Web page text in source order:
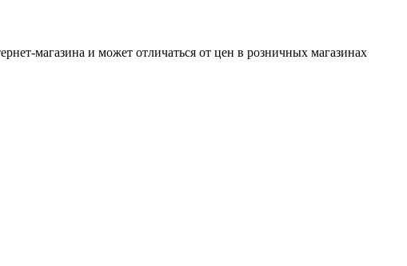
магазина и может отличаться от цен в розничных магазинах